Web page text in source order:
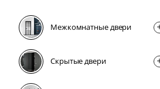
Межкомнатные двери
Скрытые двери